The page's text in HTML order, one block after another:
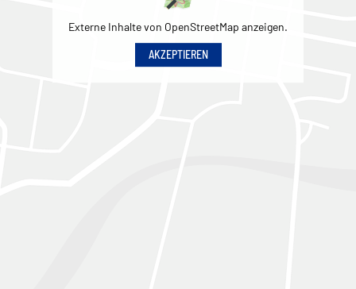
Externe Inhalte von OpenStreetMap anzeigen.
AKZEPTIEREN